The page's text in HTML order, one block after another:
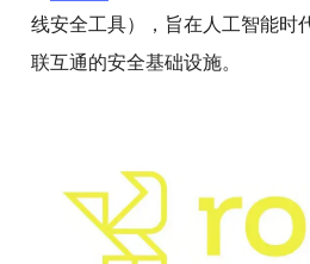
线安全工具），旨在人工智能时
联互通的安全基础设施。